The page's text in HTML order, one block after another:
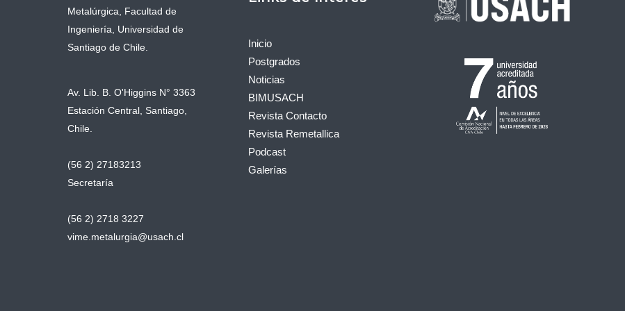
Metalúrgica, Facultad de
Ingeniería, Universidad de
Santiago de Chile.
Av. Lib. B. O'Higgins N° 3363
Estación Central, Santiago,
Chile.
(56 2) 27183213
Secretaría
(56 2) 2718 3227
vime.metalurgia@usach.cl
Inicio
Postgrados
Noticias
BIMUSACH
Revista Contacto
Revista Remetallica
Podcast
Galerías